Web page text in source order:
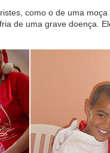
como o de uma
de uma grave doença.